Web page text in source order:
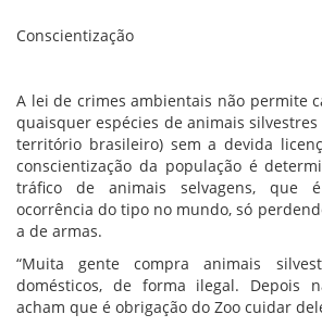
Conscientização
A lei de crimes ambientais não permite
quaisquer espécies de animais
território brasileiro) sem a devida
conscientização da população é
tráfico de animais selvagens, que
ocorrência do tipo no mundo, só
a de armas.
“Muita gente compra animais
domésticos, de forma ilegal. Depois
acham que é obrigação do Zoo cuidar